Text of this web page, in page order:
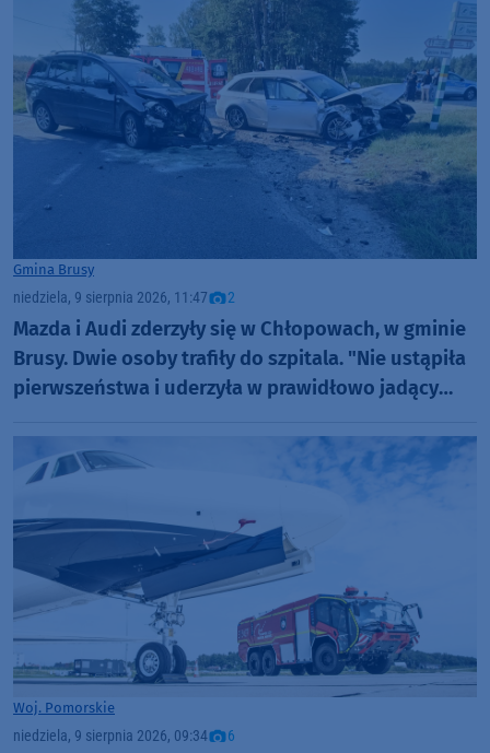
Gmina Brusy
niedziela, 9 sierpnia 2026, 11:47 2
Mazda i Audi zderzyły się w Chłopowach, w gminie
Brusy. Dwie osoby trafiły do szpitala. "Nie ustąpiła
pierwszeństwa i uderzyła w prawidłowo jadący
Woj. Pomorskie
niedziela, 9 sierpnia 2026, 09:34 6